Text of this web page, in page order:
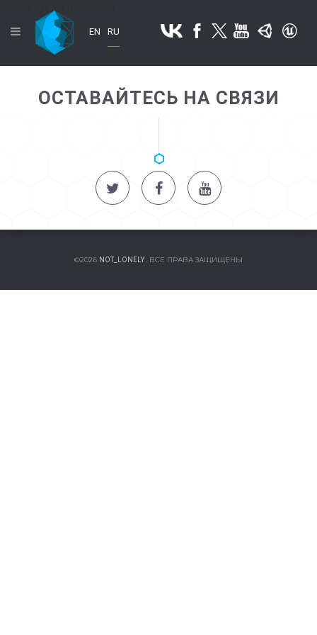
EN RU
Element has not been found.
ОСТАВАЙТЕСЬ НА СВЯЗИ
©2026 NOT_LONELY. ВСЕ ПРАВА ЗАЩИЩЕНЫ